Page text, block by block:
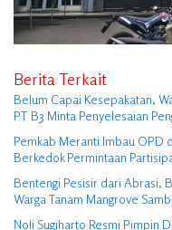
Berita Terkait
Belum Capai Kesepakatan,
PT B3 Minta Penyelesaian
Pemkab Meranti Imbau OPD
Berkedok Permintaan
Bentengi Pesisir dari Abrasi,
Warga Tanam Mangrove
Noli Sugiharto Resmi Pimpin